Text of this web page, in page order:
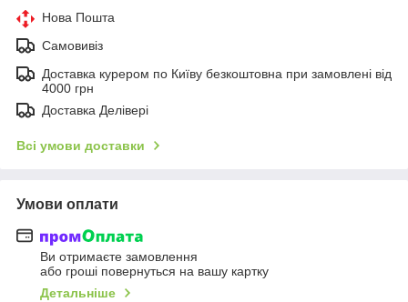
Нова Пошта
Самовивіз
Доставка курером по Київу безкоштовна при замовлені від
4000 грн
Доставка Делівері
Всі умови доставки
Умови оплати
Ви отримаєте замовлення
або гроші повернуться на вашу картку
Детальніше